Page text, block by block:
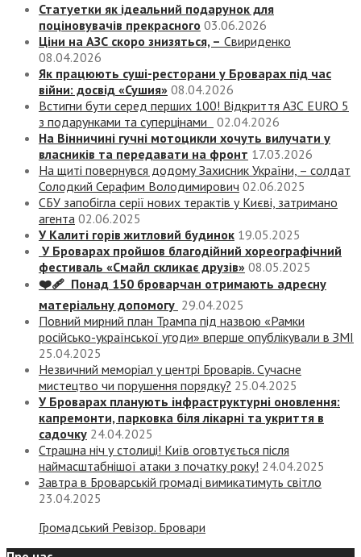
Статуетки як ідеальний подарунок для
поціновувачів прекрасного 03.06.2026
Ціни на АЗС скоро знизяться, – Свириденко
08.04.2026
Як працюють суші-ресторани у Броварах під час
війни: досвід «Сушия» 08.04.2026
Встигни бути серед перших 100! Відкриття АЗС EURO 5
з подарунками та суперцінами
02.04.2026
На Вінничині гучні мотоцикли хочуть вилучати у
власників та передавати на фронт 17.03.2026
На щиті повернувся додому Захисник України, – солдат
Солодкий Серафим Володимирович 02.06.2025
СБУ запобігла серії нових терактів у Києві, затримано
агента 02.06.2025
У Калиті горів житловий будинок 19.05.2025
У Броварах пройшов благодійний хореографічний
фестиваль «Смайл скликає друзів» 08.05.2025
❤️‍🩹 Понад 150 броварчан отримають адресну
матеріальну допомогу 29.04.2025
Повний мирний план Трампа під назвою «‎Рамки
російсько-української угоди» вперше опублікували в ЗМІ
25.04.2025
Незвичний меморіал у центрі Броварів. Сучасне
мистецтво чи порушення порядку? 25.04.2025
У Броварах планують інфраструктурні оновлення:
капремонти, парковка біля лікарні та укриття в
садочку 24.04.2025
Страшна ніч у столиці! Київ оговтується після
наймасштабнішої атаки з початку року! 24.04.2025
Завтра в Броварській громаді вимикатимуть світло
23.04.2025
Громадський Ревізор. Бровари